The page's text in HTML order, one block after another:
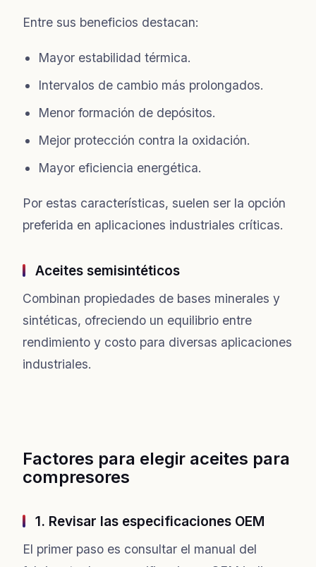
Entre sus beneficios destacan:
Mayor estabilidad térmica.
Intervalos de cambio más prolongados.
Menor formación de depósitos.
Mejor protección contra la oxidación.
Mayor eficiencia energética.
Por estas características, suelen ser la opción
preferida en aplicaciones industriales críticas.
Aceites semisintéticos
Combinan propiedades de bases minerales y
sintéticas, ofreciendo un equilibrio entre
rendimiento y costo para diversas aplicaciones
industriales.
Factores para elegir aceites para
compresores
1. Revisar las especificaciones OEM
El primer paso es consultar el manual del